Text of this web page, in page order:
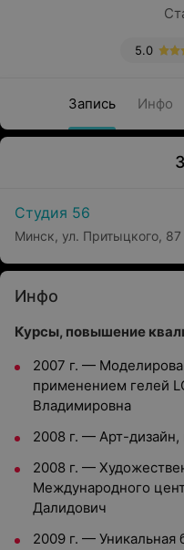
5.0
Запись Инфо
Студия 56
Минск, ул. Притыцкого, 87
Инфо
Курсы, повышение
2007 г. —
применением гелей
Владимировна
2008 г. — Арт-дизайн,
2008 г. —
Международного
Далидович
2009 г. — Уникальная